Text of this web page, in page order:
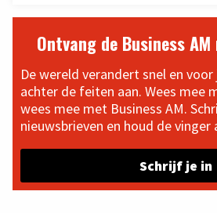
Ontvang de Business
De wereld verandert snel en
achter de feiten aan. Wees mee
wees mee met Business AM.
nieuwsbrieven en houd de vinger
Schrijf je in